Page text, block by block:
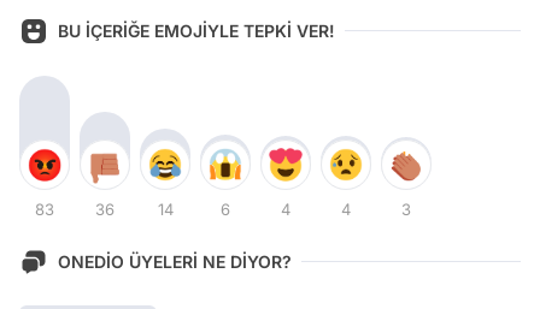
BU İÇERİĞE EMOJİYLE TEPKİ VER!
83 36 14 6 4 4 3
ONEDİO ÜYELERİ NE DİYOR?